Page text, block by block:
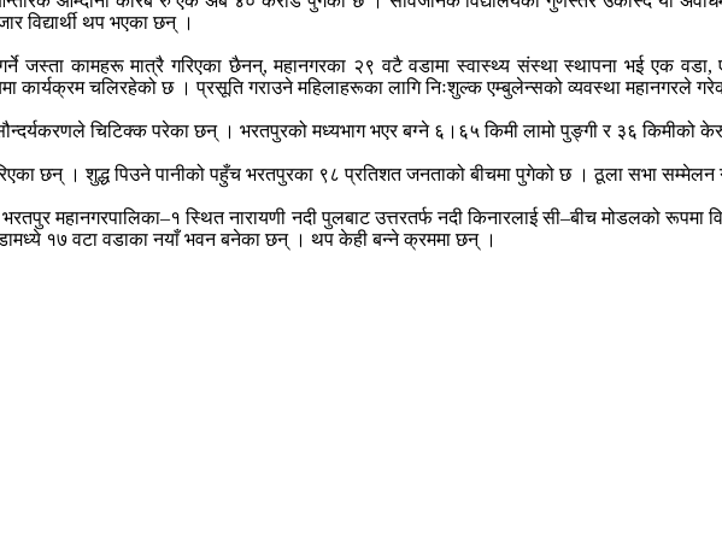
विद्यार्थी थप भएका छन् ।
जस्ता कामहरू मात्रै गरिएका छैनन्, महानगरका २९ वटै वडामा स्वास्थ्य संस्था स्थापना भई एक
कार्यक्रम चलिरहेको छ । प्रसूति गराउने महिलाहरूका लागि निःशुल्क एम्बुलेन्सको व्यवस्था महानगरले
चिटिक्क परेका छन् । भरतपुरको मध्यभाग भएर बग्ने ६।६५ किमी लामो पुङ्गी र ३६ किमीको
छन् । शुद्ध पिउने पानीको पहुँच भरतपुरका ९८ प्रतिशत जनताको बीचमा पुगेको छ । ठूला सभा सम्मेलन
महानगरपालिका–१ स्थित नारायणी नदी पुलबाट उत्तरतर्फ नदी किनारलाई सी–बीच मोडलको रूपमा
१७ वटा वडाका नयाँ भवन बनेका छन् । थप केही बन्ने क्रममा छन् ।